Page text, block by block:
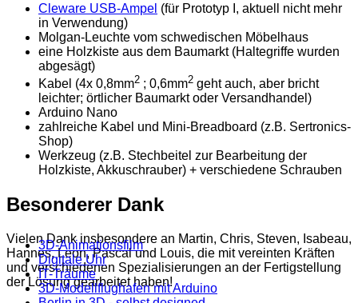
Cleware USB-Ampel (für Prototyp I, aktuell nicht mehr
in Verwendung)
Molgan-Leuchte vom schwedischen Möbelhaus
eine Holzkiste aus dem Baumarkt (Haltegriffe wurden
abgesägt)
Kabel (4x 0,8mm2 ; 0,6mm2 geht auch, aber bricht
leichter; örtlicher Baumarkt oder Versandhandel)
Arduino Nano
zahlreiche Kabel und Mini-Breadboard (z.B. Sertronics-
Shop)
Werkzeug (z.B. Stechbeitel zur Bearbeitung der
Holzkiste, Akkuschrauber) + verschiedene Schrauben
Besonderer Dank
Vielen Dank insbesondere an Martin, Chris, Steven, Isabeau,
Hannes, Leon, Pascal und Louis, die mit vereinten Kräften
und verschiedenen Spezialisierungen an der Fertigstellung
der Lösung gearbeitet haben!
3D-Animationsfilm
Digitale Uhr
IT-Träume
3D-Modellflughafen mit Arduino